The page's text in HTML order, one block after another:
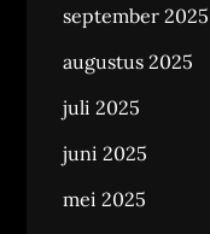
september 2025
augustus 2025
juli 2025
juni 2025
mei 2025